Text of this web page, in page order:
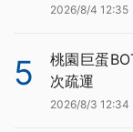
2026/8/4 12:35
5
桃園巨蛋
次疏運
2026/8/3 12:34